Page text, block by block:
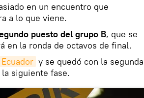
en un encuentro que
a lo que viene.
puesto del grupo B, que se
en la ronda de octavos de final.
y se quedó con la segunda
siguiente fase.